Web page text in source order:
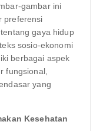
gambar ini
preferensi
gaya hidup
sosio-ekonomi
berbagai aspek
fungsional,
yang
Kesehatan